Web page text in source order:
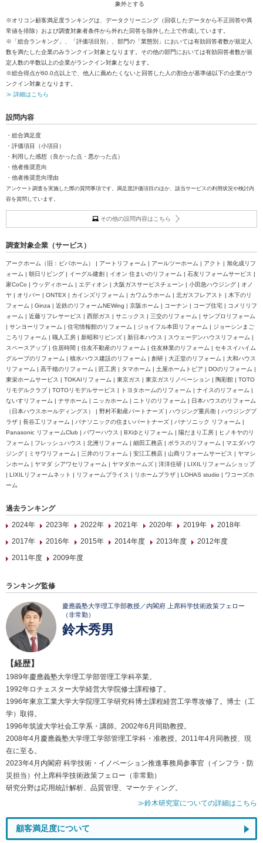
象外とする
※オリコン顧客満足度ランキングは、データクリーニング（回収したデータから不正回答や異
常値を排除）および調査対象者条件から外れた回答を除外した上で作成しています。
※「総合ランキング」、「評価項目別」、部門の「業態別」においては有効回答者数が規定人
数を満たした企業のみランクイン対象となります。その他の部門においては有効回答者数が規
定人数の半数以上の企業がランクイン対象となります。
※総合得点が60.0点以上で、他人に薦めたくないと回答した人の割合が基準値以下の企業がラ
ンクイン対象となります。
≫ 詳細はこちら
設問内容
・総合満足度
・評価項目（小項目）
・利用した感想（良かった点・悪かった点）
・他者推奨意向
・他者推奨意向理由
アンケート調査を実施した際の質問事項です。満足度評価項目のほか、該当サービスの利用状況や検討内
容を質問しています。
その他の設問内容はこちら
調査対象企業（サービス）
アークホーム（旧：ビバホーム） | アートリフォーム | アールツーホーム | アクト | 旭化成リフ
ォーム | 朝日リビング | イーグル建創 | イオン 住まいのリフォーム | 石友リフォームサービス |
家CoCo | ウッディホーム | エディオン | 大阪ガスサービスチェーン | 小田急ハウジング | オノ
ヤ | オリバー | ONTEX | カインズリフォーム | カワムラホーム | 北ガスフレアスト | 木下のリ
フォーム | Ginza | 近鉄のリフォームNEWing | 京阪ホーム | コーナン | コープ住宅 | コメリリフ
ォーム | 近藤リフレサービス | 西部ガス | サニックス | 三交のリフォーム | サンプロリフォーム
| サンヨーリフォーム | 住宅情報館のリフォーム | ジョイフル本田リフォーム | ジョーシンまご
ころリフォーム | 職人工房 | 新昭和リビンズ | 新日本ハウス | スウェーデンハウスリフォーム |
スペースアップ | 住居時間 | 住友不動産のリフォーム | 住友林業のリフォーム | セキスイハイム
グループのリフォーム | 積水ハウス建設のリフォーム | 創研 | 大正堂のリフォーム | 大和ハウス
リフォーム | 高千穂のリフォーム | 匠工房 | タマホーム | 土屋ホームトピア | DOのリフォーム |
東栄ホームサービス | TOKAIリフォーム | 東京ガス | 東京ガスリノベーション | 陶彩館 | TOTO
リモデルクラブ | TOTOリモデルサービス | トヨタホームのリフォーム | ナイスのリフォーム |
ないすリフォーム | ナサホーム | ニッカホーム | ニトリのリフォーム | 日本ハウスのリフォーム
（日本ハウスホールディングス） | 野村不動産パートナーズ | ハウジング重兵衛 | ハウジングプ
ラザ | 長谷工リフォーム | パナソニックの住まいパートナーズ | パナソニック リフォーム |
Panasonic リフォームClub | パワーハウス | BXゆとりフォーム | 陽だまり工房 | ヒノキヤのリ
フォーム | フレッシュハウス | 北洲リフォーム | 細田工務店 | ポラスのリフォーム | マエダハウ
ジング | ミサワリフォーム | 三井のリフォーム | 安江工務店 | 山商リフォームサービス | ヤマシ
ンホーム | ヤマダ シアワセリフォーム | ヤマダホームズ | 洋洋住研 | LIXILリフォームショップ
| LIXILリフォームネット | リフォームプライス | リホームプラザ | LOHAS studio | ワコーズホ
ーム
過去ランキング
2024年
2023年 2022年 2021年 2020年 2019年
2018年
2017年
2016年 2015年 2014年度 2013年度
2012年度
2011年度
2009年度
ランキング監修
慶應義塾大学理工学部教授／内閣府 上席科学技術政策フェロー
（非常勤）
鈴木秀男
【経歴】
1989年慶應義塾大学理工学部管理工学科卒業。
1992年ロチェスター大学経営大学院修士課程修了。
1996年東京工業大学大学院理工学研究科博士課程経営工学専攻修了。博士（工
学）取得。
1996年筑波大学社会工学系・講師。2002年6月同助教授。
2008年4月慶應義塾大学理工学部管理工学科・准教授。2011年4月同教授、現
在に至る。
2023年4月内閣府 科学技術・イノベーション推進事務局参事官（インフラ・防
災担当）付上席科学技術政策フェロー（非常勤）
研究分野は応用統計解析、品質管理、マーケティング。
≫鈴木研究室についての詳細はこちら
顧客満足度について